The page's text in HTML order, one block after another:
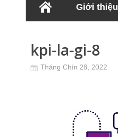
Giới thiệu
kpi-la-gi-8
Tháng Chín 28, 2022